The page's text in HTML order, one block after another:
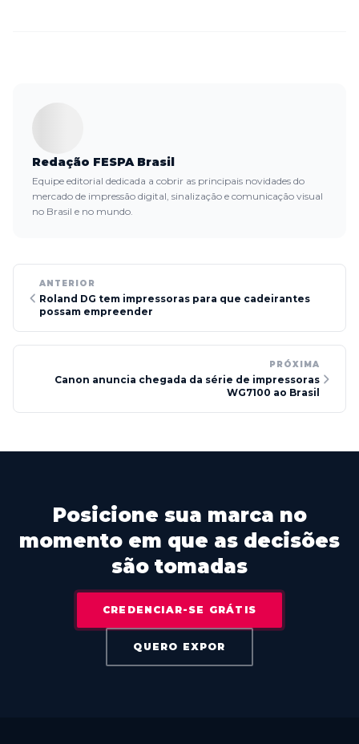
Redação FESPA Brasil
Equipe editorial dedicada a cobrir as principais novidades do
mercado de impressão digital, sinalização e comunicação visual
no Brasil e no mundo.
ANTERIOR
Roland DG tem impressoras para que cadeirantes
possam empreender
PRÓXIMA
Canon anuncia chegada da série de impressoras
WG7100 ao Brasil
Posicione sua marca no
momento em que as decisões
são tomadas
CREDENCIAR-SE GRÁTIS
QUERO EXPOR